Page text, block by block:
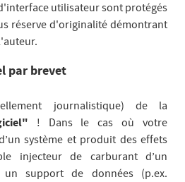
utilisateur sont protégés
réserve d'originalité démontrant
par brevet
journalistique) de la
! Dans le cas où votre
système et produit des effets
injecteur de carburant d’un
support de données (p.ex.